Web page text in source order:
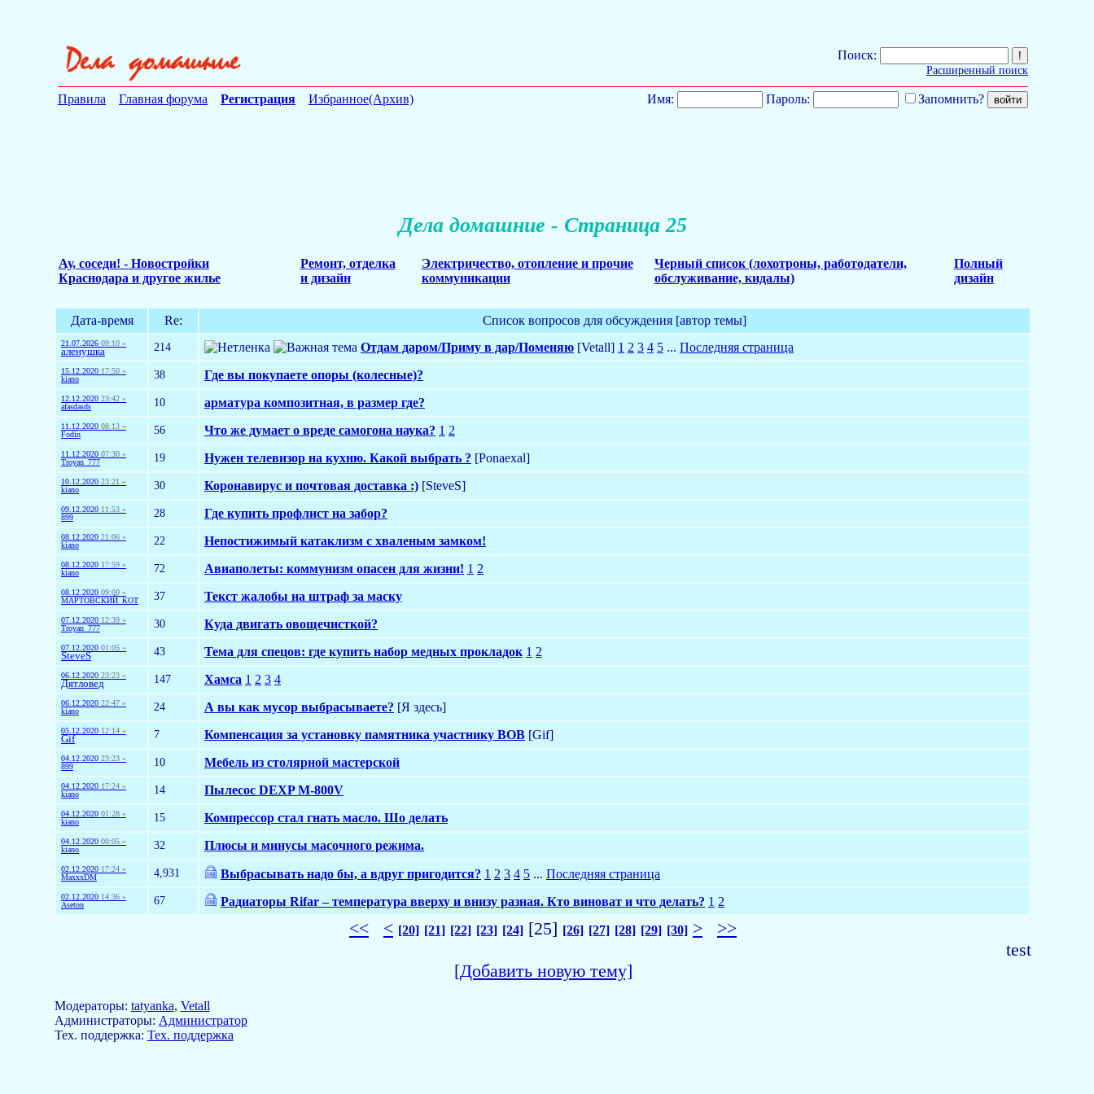
Поиск:
Расширенный поиск
Правила Главная форума Регистрация Избранное(Архив) Имя: Пароль: Запомнить?
Дела домашние - Страница 25
Ау, соседи! - Новостройки
Краснодара и другое жилье
Ремонт, отделка
и дизайн
Электричество, отопление и прочие
коммуникации
Черный список (лохотроны, работодатели,
обслуживание, кидалы)
Полный
дизайн
Дата-время Re: Список вопросов для обсуждения [автор темы]
21.07.2026 09:10 »
аленушка 214 Отдам даром/Приму в дар/Поменяю [Vetall] 1 2 3 4 5 ... Последняя страница
15.12.2020 17:50 »
kiano
38 Где вы покупаете опоры (колесные)?
12.12.2020 23:42 »
afasdasds
10 арматура композитная, в размер где?
11.12.2020 08:13 »
Fodin
56 Что же думает о вреде самогона наука? 1 2
11.12.2020 07:30 »
Troyan_777
19 Нужен телевизор на кухню. Какой выбрать ? [Ponaexal]
10.12.2020 23:21 »
kiano
30 Коронавирус и почтовая доставка :) [SteveS]
09.12.2020 11:53 »
899
28 Где купить профлист на забор?
08.12.2020 21:06 »
kiano
22 Непостижимый катаклизм с хваленым замком!
08.12.2020 17:59 »
kiano
72 Авиаполеты: коммунизм опасен для жизни! 1 2
08.12.2020 09:00 »
МАРТОВСКИЙ_КОТ
37 Текст жалобы на штраф за маску
07.12.2020 12:39 »
Troyan_777
30 Куда двигать овощечисткой?
07.12.2020 01:05 »
SteveS 43 Тема для спецов: где купить набор медных прокладок 1 2
06.12.2020 23:23 »
Дятловед 147 Хамса 1 2 3 4
06.12.2020 22:47 »
kiano
24 А вы как мусор выбрасываете? [Я здесь]
05.12.2020 12:14 »
Gif 7 Компенсация за установку памятника участнику ВОВ [Gif]
04.12.2020 23:23 »
899
10 Мебель из столярной мастерской
04.12.2020 17:24 »
kiano
14 Пылесос DEXP M-800V
04.12.2020 01:28 »
kiano
15 Компрессор стал гнать масло. Шо делать
04.12.2020 00:05 »
kiano
32 Плюсы и минусы масочного режима.
02.12.2020 17:24 »
MaxxxDM
4,931 Выбрасывать надо бы, а вдруг пригодится? 1 2 3 4 5 ... Последняя страница
02.12.2020 14:36 »
Aseton
67 Радиаторы Rifar – температура вверху и внизу разная. Кто виноват и что делать? 1 2
<< < [20] [21] [22] [23] [24] [25] [26] [27] [28] [29] [30] >
>>
test
[Добавить новую тему]
Модераторы: tatyanka, Vetall
Aдминистраторы: Администратор
Тех. поддержка: Тех. поддержка